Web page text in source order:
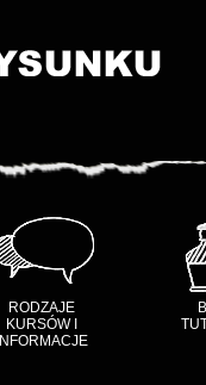
RODZAJE
KURSÓW I
INFORMACJE